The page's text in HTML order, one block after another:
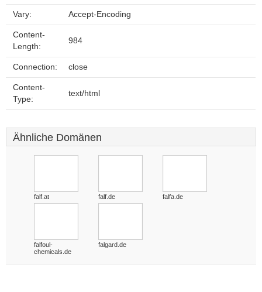
Vary: Accept-Encoding
Content-
Length:
984
Connection: close
Content-
Type:
text/html
Ähnliche Domänen
falf.at falf.de falfa.de
falfoul-
chemicals.de
falgard.de